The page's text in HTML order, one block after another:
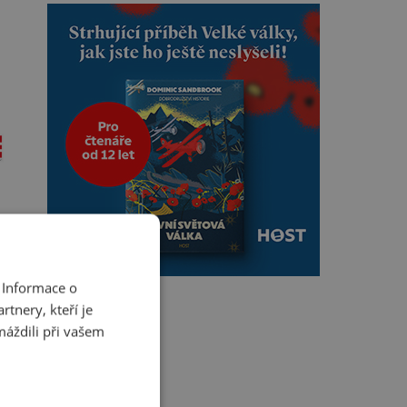
o
kteří je
při vašem